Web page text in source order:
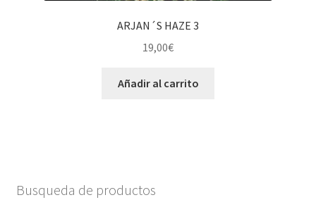
ARJAN´S HAZE 3
19,00€
Añadir al carrito
Busqueda de productos